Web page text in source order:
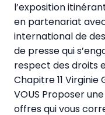
l’exposition
en partenariat
international de
de presse qui
respect des droits
Chapitre 11 Virginie
VOUS Proposer
offres qui vous